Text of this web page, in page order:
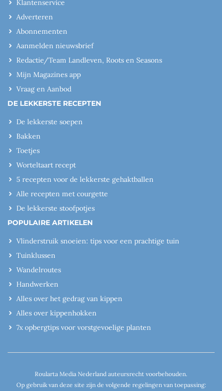
Klantenservice
Adverteren
Abonnementen
Aanmelden nieuwsbrief
Redactie/Team Landleven, Roots en Seasons
Mijn Magazines app
Vraag en Aanbod
DE LEKKERSTE RECEPTEN
De lekkerste soepen
Bakken
Toetjes
Worteltaart recept
5 recepten voor de lekkerste gehaktballen
Alle recepten met courgette
De lekkerste stoofpotjes
POPULAIRE ARTIKELEN
Vlinderstruik snoeien: tips voor een prachtige tuin
Tuinklussen
Wandelroutes
Handwerken
Alles over het gedrag van kippen
Alles over kippenhokken
7x opbergtips voor vorstgevoelige planten
Roularta Media Nederland auteursrecht voorbehouden.
Op gebruik van deze site zijn de volgende regelingen van toepassing: